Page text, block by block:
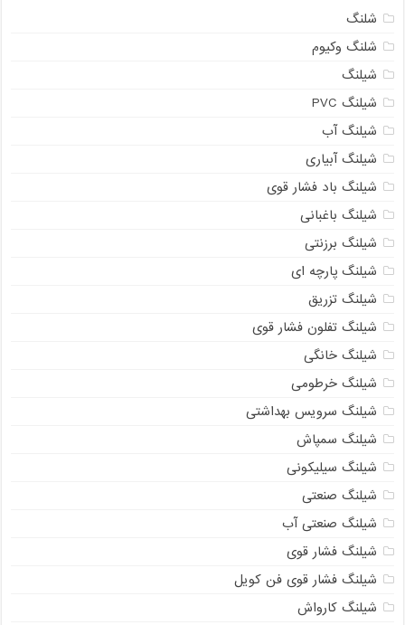
شلنگ
شلنگ وکیوم
شیلنگ
شیلنگ PVC
شیلنگ آب
شیلنگ آبیاری
شیلنگ باد فشار قوی
شیلنگ باغبانی
شیلنگ برزنتی
شیلنگ پارچه‌ ای
شیلنگ تزریق
شیلنگ تفلون فشار قوی
شیلنگ خانگی
شیلنگ خرطومی
شیلنگ سرویس بهداشتی
شیلنگ سمپاش
شیلنگ سیلیکونی
شیلنگ صنعتی
شیلنگ صنعتی آب
شیلنگ فشار قوی
شیلنگ فشار قوی فن کویل
شیلنگ کارواش